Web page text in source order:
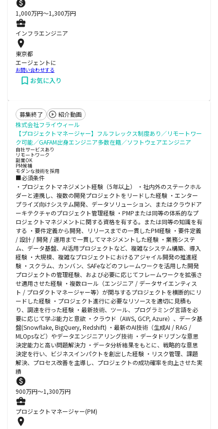
1,000万円〜1,300万円
インフラエンジニア
東京都
エージェントに
お問い合わせする
お気に入り
募集終了
紹介動画
株式会社フライウィール
【プロジェクトマネージャー】フルフレックス制度あり／リモートワー
ク可能／GAFAM出身エンジニア多数在籍／ソフトウェアエンジニア
自社サービスあり
リモートワーク
副業OK
PM候補
モダンな技術を採用
■必須条件
・プロジェクトマネジメント経験（5年以上） ・社内外のステークホル
ダーと連携し、複数の開発プロジェクトをリードした経験 ・エンター
プライズ向けシステム開発、データソリューション、またはクラウドア
ーキテクチャのプロジェクト管理経験 ・PMPまたは同等の体系的なプ
ロジェクトマネジメントに関する資格を有する。または同等の知識を有
する ・要件定義から開発、リリースまでの一貫したPM経験 ・要件定義
/ 設計 / 開発 / 運用まで一貫してマネジメントした経験 ・業務システ
ム、データ基盤、AI活用プロジェクトなど、複雑なシステム構築、導入
経験 ・大規模、複雑なプロジェクトにおけるアジャイル開発の推進経
験 ・スクラム、カンバン、SAFeなどのフレームワークを活用した開発
プロジェクトの管理経験、および必要に応じてフレームワークを拡張さ
せ適用させた経験 ・複数ロール（エンジニア / データサイエンティス
ト / プロダクトマネージャー等）が関与するプロジェクトを横断的にリ
ードした経験 ・プロジェクト進行に必要なリソースを適切に見積も
り、調達を行った経験 ・最新技術、ツール、プログラミング言語を必
要に応じて学ぶ能力と意欲 ・クラウド（AWS, GCP, Azure）、データ基
盤(Snowflake, BigQuery, Redshift) ・最新のAI技術（生成AI / RAG /
MLOpsなど）やデータエンジニアリング技術 ・データドリブンな意思
決定能力と高い問題解決力 ・データ分析結果をもとに、戦略的な意思
決定を行い、ビジネスインパクトを創出した経験 ・リスク管理、課題
解決、プロセス改善を主導し、プロジェクトの成功確率を向上させた実
績
900万円〜1,300万円
プロジェクトマネージャー(PM)